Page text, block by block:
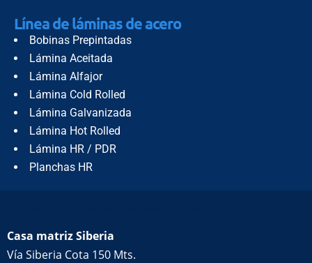
Línea de láminas de acero
Bobinas Prepintadas
Lámina Aceitada
Lámina Alfajor
Lámina Cold Rolled
Lámina Galvanizada
Lámina Hot Rolled
Lámina HR / PDR
Planchas HR
Casa matriz Siberia
Vía Siberia Cota 150 Mts.